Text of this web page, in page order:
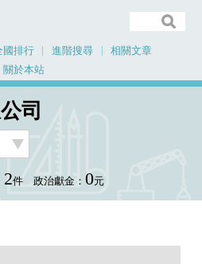
國排行 進階搜尋
相關文章
關於本站
司
2件 政治獻金： 0元